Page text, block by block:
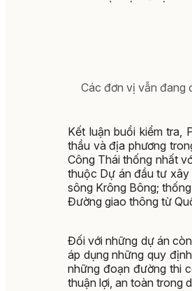
Các đơn vị vẫn đang
Kết luận buổi kiểm tra,
thầu và địa phương
Công Thái thống nhất
thuộc Dự án đầu tư
sông Krông Bông;
Đường giao thông từ
Đối với những dự án
áp dụng những quy
những đoạn đường thi
thuận lợi, an toàn trong